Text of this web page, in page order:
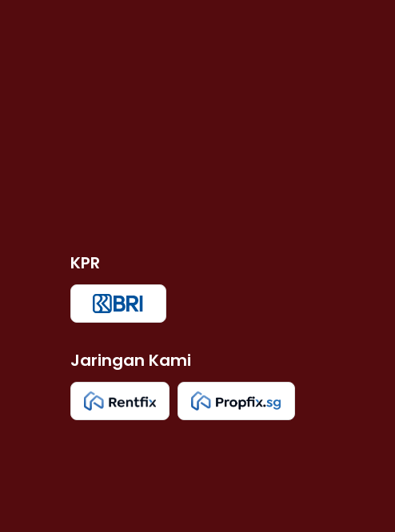
KPR
Jaringan Kami